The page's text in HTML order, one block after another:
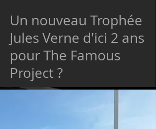
Un nouveau Trophée
Jules Verne d'ici 2 ans
pour The Famous
Project ?